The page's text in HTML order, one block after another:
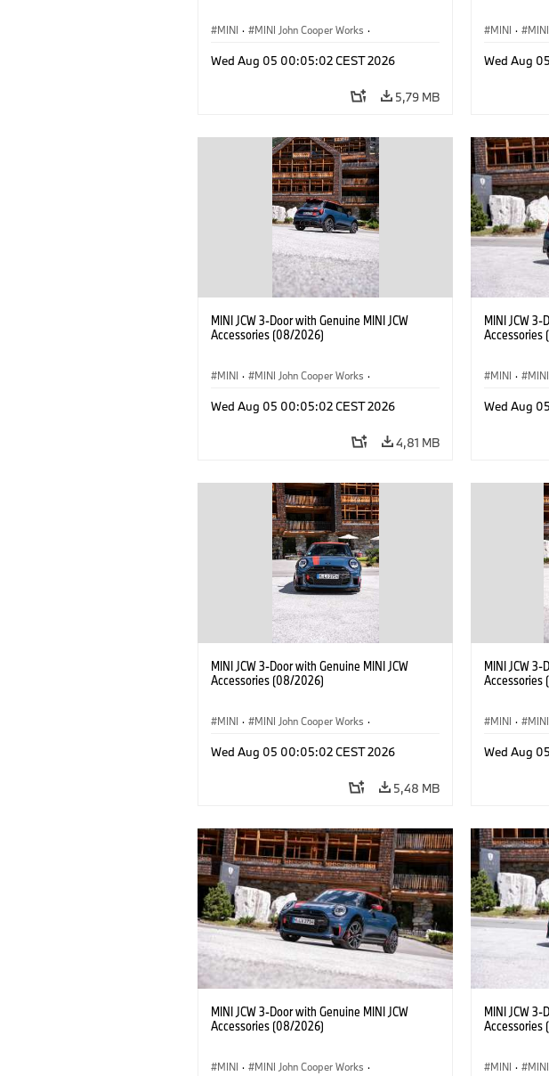
MINI · MINI John Cooper Works ·
Wed Aug 05 00:05:02 CEST 2026
5,79 MB
MINI ·
Wed Aug
MINI JCW 3-Door with Genuine MINI JCW
Accessories (08/2026)
MINI · MINI John Cooper Works ·
Wed Aug 05 00:05:02 CEST 2026
4,81 MB
MINI JCW 3-
Accessories
MINI ·
Wed Aug
MINI JCW 3-Door with Genuine MINI JCW
Accessories (08/2026)
MINI · MINI John Cooper Works ·
Wed Aug 05 00:05:02 CEST 2026
5,48 MB
MINI JCW 3-
Accessories
MINI ·
Wed Aug
MINI JCW 3-Door with Genuine MINI JCW
Accessories (08/2026)
MINI · MINI John Cooper Works ·
MINI JCW 3-
Accessories
MINI ·